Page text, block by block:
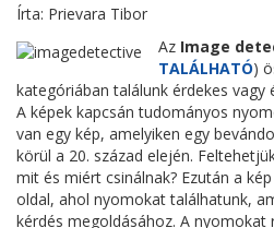
Írta: Prievara Tibor
Az Image
TALÁLHATÓ)
kategóriában találunk érdekes vagy
A képek kapcsán tudományos
van egy kép, amelyiken egy
körül a 20. század elején.
mit és miért csinálnak? Ezután a
oldal, ahol nyomokat találhatunk,
kérdés megoldásához. A